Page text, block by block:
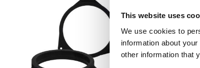
This website uses
We use cookies to
information about
other information that